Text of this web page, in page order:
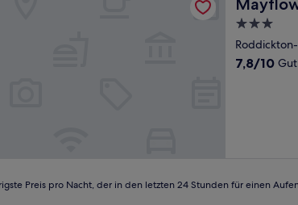
3.0-
Sterne-
Unterkunft
7.8
7,8/10 Gut
Preis pro Nacht, der in den letzten 24 Stunden für einen